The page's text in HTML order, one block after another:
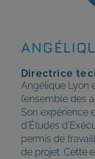
Directrice
Angélique Lyon
l’ensemble des
Son expérience
d’Études
permis de
de projet. Cette